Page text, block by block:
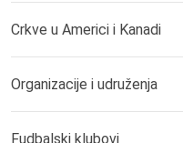
Crkve u Americi i Kanadi
Organizacije i udruženja
Fudbalski klubovi